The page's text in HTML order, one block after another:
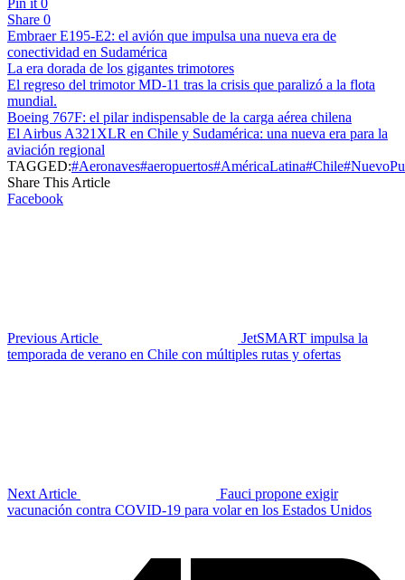
Share 0
Embraer E195-E2: el avión que impulsa una nueva era de
conectividad en Sudamérica
La era dorada de los gigantes trimotores
El regreso del trimotor MD-11 tras la crisis que paralizó a la flota
mundial.
Boeing 767F: el pilar indispensable de la carga aérea chilena
El Airbus A321XLR en Chile y Sudamérica: una nueva era para la
aviación regional
TAGGED:#Aeronaves#aeropuertos#AméricaLatina#Chile
Share This Article
Facebook
Previous Article
JetSMART impulsa la
temporada de verano en Chile con múltiples rutas y ofertas
Next Article
Fauci propone exigir
vacunación contra COVID-19 para volar en los Estados Unidos